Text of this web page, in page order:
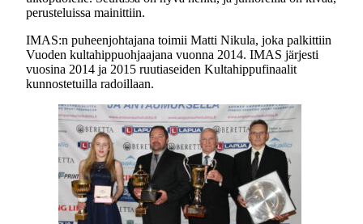
perusteluissa mainittiin.
IMAS:n puheenjohtajana toimii Matti Nikula, joka palkittiin
Vuoden kultahippuohjaajana vuonna 2014. IMAS järjesti
vuosina 2014 ja 2015 ruutiaseiden Kultahippufinaalit
kunnostetuilla radoillaan.